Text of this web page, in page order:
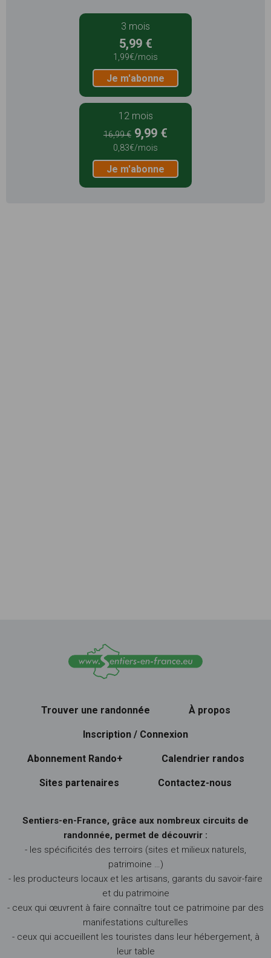
3 mois
5,99 €
1,99€/mois
Je m'abonne
12 mois
16,99 € 9,99 €
0,83€/mois
Je m'abonne
Trouver une randonnée À propos
Inscription / Connexion
Abonnement Rando+ Calendrier randos
Sites partenaires Contactez-nous
Sentiers-en-France, grâce aux nombreux circuits de
randonnée, permet de découvrir :
- les spécificités des terroirs (sites et milieux naturels,
patrimoine …)
- les producteurs locaux et les artisans, garants du savoir-faire
et du patrimoine
- ceux qui œuvrent à faire connaître tout ce patrimoine par des
manifestations culturelles
- ceux qui accueillent les touristes dans leur hébergement, à
leur table